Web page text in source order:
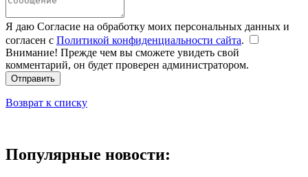
Я даю Согласие на обработку моих персональных данных и
согласен с Политикой конфиденциальности сайта.
Внимание! Прежде чем вы сможете увидеть свой
комментарий, он будет проверен администратором.
Отправить
Возврат к списку
Популярные новости: